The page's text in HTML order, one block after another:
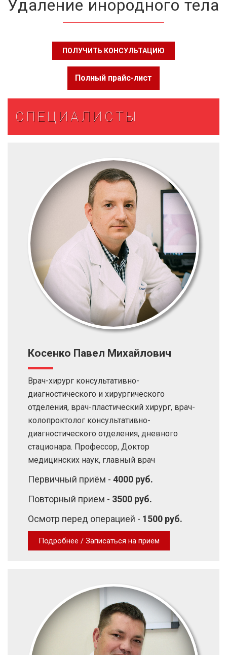
Удаление инородного тела
ПОЛУЧИТЬ КОНСУЛЬТАЦИЮ
Полный прайс-лист
СПЕЦИАЛИСТЫ
Косенко Павел Михайлович
Врач-хирург консультативно-
диагностического и хирургического
отделения, врач-пластический хирург, врач-
колопроктолог консультативно-
диагностического отделения, дневного
стационара. Профессор, Доктор
медицинских наук, главный врач
Первичный приём - 4000 руб.
Повторный прием - 3500 руб.
Осмотр перед операцией - 1500 руб.
Подробнее / Записаться на прием